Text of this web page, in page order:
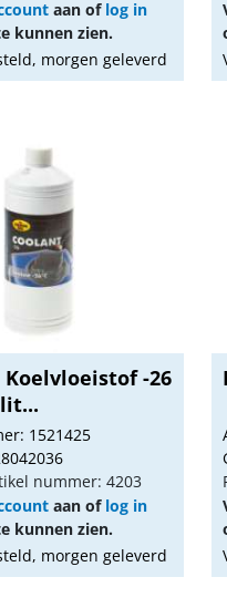
aan of log in
kunnen zien.
morgen geleverd
-26
1521425
nummer: 4203
aan of log in
kunnen zien.
morgen geleverd